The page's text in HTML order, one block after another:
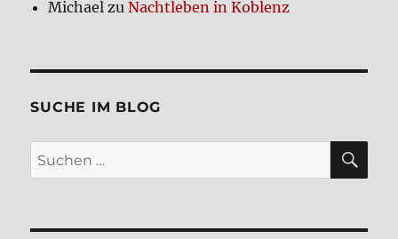
Michael zuNacht­le­ben in Koblenz
SUCHE IM BLOG
Suchen
nach: